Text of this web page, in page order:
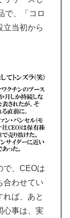
で、「コロ
立当初から
で、CEOは
合わせてい
れば、あと
心事は、実